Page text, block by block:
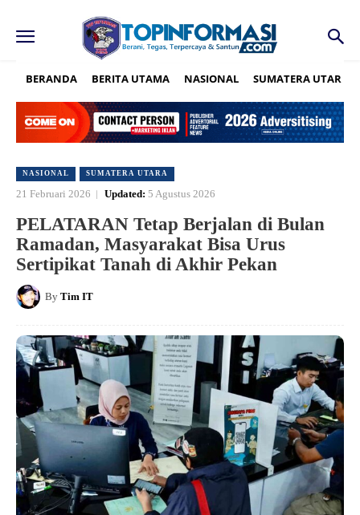
BERANDA BERITA UTAMA NASIONAL SUMATERA UTARA
NASIONAL SUMATERA UTARA
21 Februari 2026 Updated: 5 Agustus 2026
PELATARAN Tetap Berjalan di Bulan
Ramadan, Masyarakat Bisa Urus
Sertipikat Tanah di Akhir Pekan
By Tim IT